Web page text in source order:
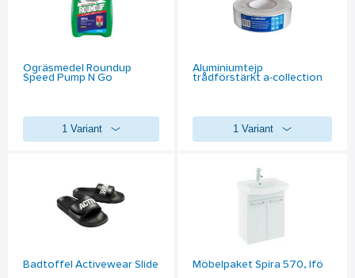
Ogräsmedel Roundup
Speed Pump N Go
1 Variant
Aluminiumtejp
trådförstärkt a-collection
1 Variant
Badtoffel Activewear Slide Möbelpaket Spira 570, Ifö